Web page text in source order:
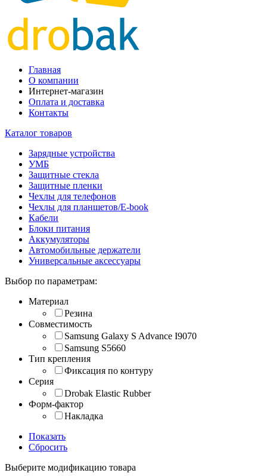
Главная
О компании
Интернет-магазин
Оплата и доставка
Контакты
Каталог товаров
Зарядные устройства
УМБ
Защитные стекла
Защитные пленки
Чехлы для телефонов
Чехлы для планшетов/E-book
Кабели
Блоки питания
Аккумуляторы
Автомобильные держатели
Универсальные аксессуары
Выбор по параметрам:
Материал
Резина
Совместимость
Samsung Galaxy S Advance I9070
Samsung S5660
Тип крепления
Фиксация по контуру
Серия
Drobak Elastic Rubber
Форм-фактор
Накладка
Показать
Сбросить
Выберите модификацию товара